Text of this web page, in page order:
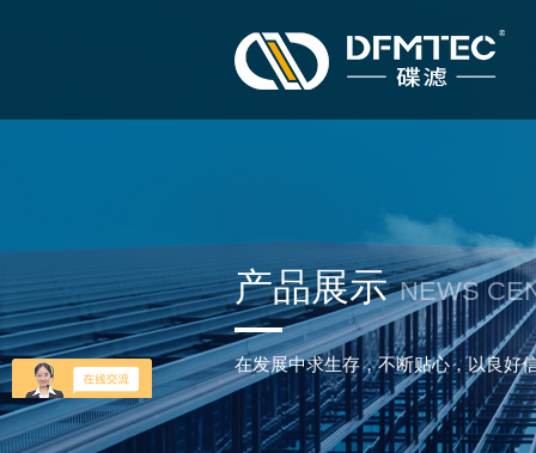
产品展示 NEWS
在发展中求生存，不断贴心，以良好